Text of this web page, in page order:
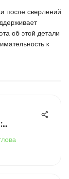
после сверлений
об этой детали
к